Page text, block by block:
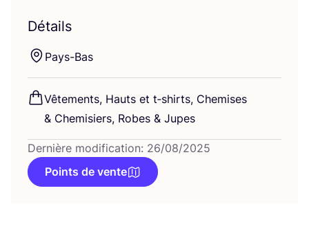
Détails
Pays-Bas
Vête­ments, Hauts et t‑shirts, Che­mises
& Che­mi­siers, Robes & Jupes
Dernière modification: 26/08/2025
Points de vente